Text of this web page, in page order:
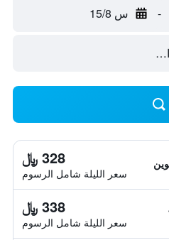
- س 15/8
328 ﷼
سعر الليلة شامل الرسوم
338 ﷼
سعر الليلة شامل الرسوم